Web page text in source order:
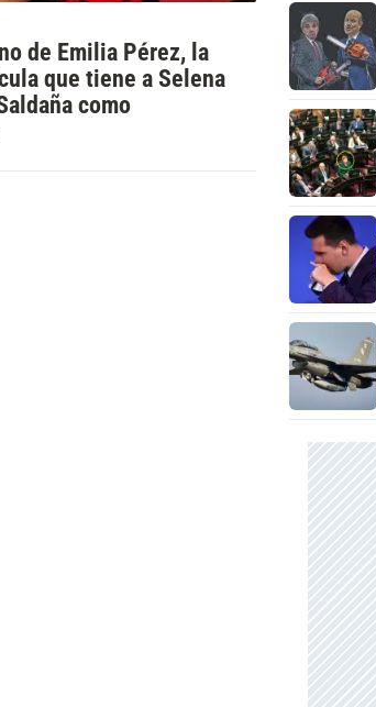
de Emilia Pérez, la
que tiene a Selena
como